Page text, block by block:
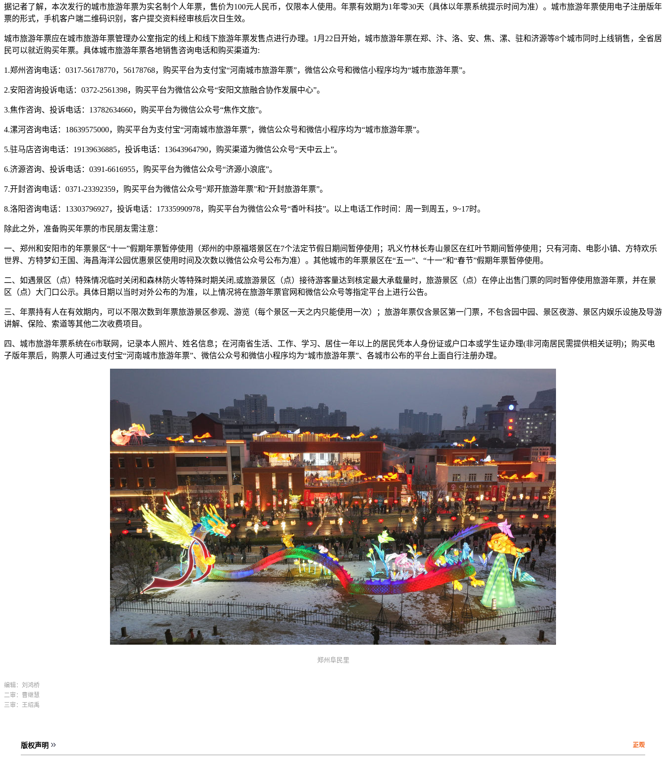
据记者了解，本次发行的城市旅游年票为实名制个人年票，售价为100元人民币，仅限本人使用。年票有效期为1年零30天（具体以年票系统提示时间为准）。城市旅游年票使用电子注册版年
票的形式，手机客户端二维码识别，客户提交资料经审核后次日生效。
城市旅游年票应在城市旅游年票管理办公室指定的线上和线下旅游年票发售点进行办理。1月22日开始，城市旅游年票在郑、汴、洛、安、焦、漯、驻和济源等8个城市同时上线销售，全省居
民可以就近购买年票。具体城市旅游年票各地销售咨询电话和购买渠道为:
1.郑州咨询电话：0317-56178770，56178768，购买平台为支付宝“河南城市旅游年票”，微信公众号和微信小程序均为“城市旅游年票”。
2.安阳咨询投诉电话：0372-2561398，购买平台为微信公众号“安阳文旅融合协作发展中心”。
3.焦作咨询、投诉电话：13782634660，购买平台为微信公众号“焦作文旅”。
4.漯河咨询电话：18639575000，购买平台为支付宝“河南城市旅游年票”，微信公众号和微信小程序均为“城市旅游年票”。
5.驻马店咨询电话：19139636885，投诉电话：13643964790，购买渠道为微信公众号“天中云上”。
6.济源咨询、投诉电话：0391-6616955，购买平台为微信公众号“济源小浪底”。
7.开封咨询电话：0371-23392359，购买平台为微信公众号“郑开旅游年票”和“开封旅游年票”。
8.洛阳咨询电话：13303796927，投诉电话：17335990978，购买平台为微信公众号“香叶科技”。以上电话工作时间：周一到周五，9~17时。
除此之外，准备购买年票的市民朋友需注意：
一、郑州和安阳市的年票景区“十一”假期年票暂停使用（郑州的中原福塔景区在7个法定节假日期间暂停使用；巩义竹林长寿山景区在红叶节期间暂停使用；只有河南、电影小镇、方特欢乐
世界、方特梦幻王国、海昌海洋公园优惠景区使用时间及次数以微信公众号公布为准）。其他城市的年票景区在“五一”、“十一”和“春节”假期年票暂停使用。
二、如遇景区（点）特殊情况临时关闭和森林防火等特殊时期关闭,或旅游景区（点）接待游客量达到核定最大承载量时，旅游景区（点）在停止出售门票的同时暂停使用旅游年票，并在景
区（点）大门口公示。具体日期以当时对外公布的为准，以上情况将在旅游年票官网和微信公众号等指定平台上进行公告。
三、年票持有人在有效期内，可以不限次数到年票旅游景区参观、游览（每个景区一天之内只能使用一次）；旅游年票仅含景区第一门票，不包含园中园、景区夜游、景区内娱乐设施及导游
讲解、保险、索道等其他二次收费项目。
四、城市旅游年票系统在6市联网，记录本人照片、姓名信息；在河南省生活、工作、学习、居住一年以上的居民凭本人身份证或户口本或学生证办理(非河南居民需提供相关证明)；购买电
子版年票后，购票人可通过支付宝“河南城市旅游年票”、微信公众号和微信小程序均为“城市旅游年票”、各城市公布的平台上面自行注册办理。
郑州阜民里
编辑：刘鸿桥
二审：曹继慧
三审：王绍禹
版权声明